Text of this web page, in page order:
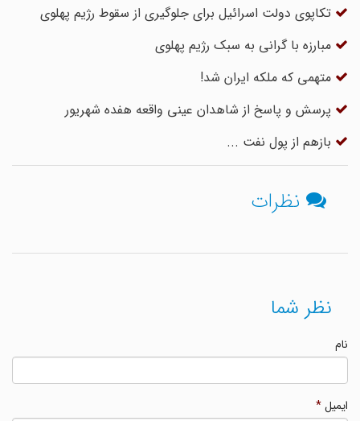
تکاپوی دولت اسرائیل برای جلوگیری از سقوط رژیم پهلوی
مبارزه با گرانی به سبک رژیم پهلوی
متهمی که ملکه ایران شد!
پرسش و پاسخ از شاهدان عینی واقعه هفده شهریور
بازهم از پول نفت ...
نظرات
نظر شما
ایمیل*